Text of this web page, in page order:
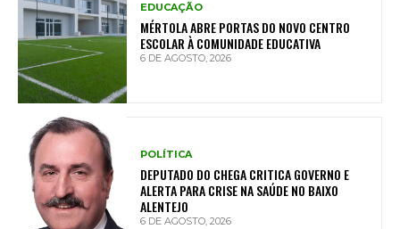
EDUCAÇÃO
MÉRTOLA ABRE PORTAS DO NOVO CENTRO
ESCOLAR À COMUNIDADE EDUCATIVA
6 DE AGOSTO, 2026
POLÍTICA
DEPUTADO DO CHEGA CRITICA GOVERNO E
ALERTA PARA CRISE NA SAÚDE NO BAIXO
ALENTEJO
6 DE AGOSTO, 2026